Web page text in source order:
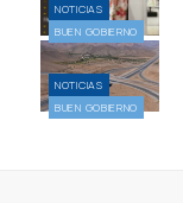
NOTICIAS
BUEN GOBIERNO
NOTICIAS
BUEN GOBIERNO